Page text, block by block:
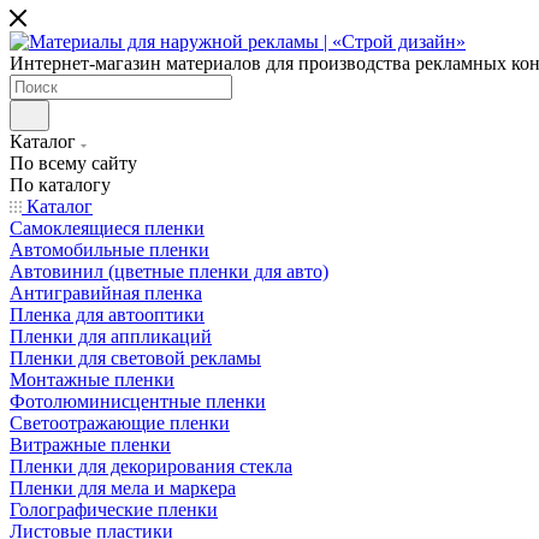
Интернет-магазин материалов для производства рекламных
Каталог
По всему сайту
По каталогу
Каталог
Самоклеящиеся пленки
Автомобильные пленки
Автовинил (цветные пленки для авто)
Антигравийная пленка
Пленка для автооптики
Пленки для аппликаций
Пленки для световой рекламы
Монтажные пленки
Фотолюминисцентные пленки
Светоотражающие пленки
Витражные пленки
Пленки для декорирования стекла
Пленки для мела и маркера
Голографические пленки
Листовые пластики